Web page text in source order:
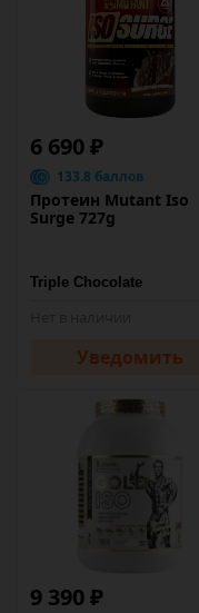
6 690 ₽
133.8 баллов
Протеин Mutant Iso
Surge 727g
Уведомить
9 390 ₽